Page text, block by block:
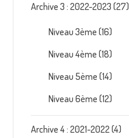
Archive 3 : 2022-2023 (27)
Niveau 3ème (16)
Niveau 4ème (18)
Niveau 5ème (14)
Niveau 6ème (12)
Archive 4 : 2021-2022(4)